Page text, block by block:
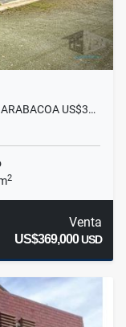
US$3…
2
Venta
US$369,000USD